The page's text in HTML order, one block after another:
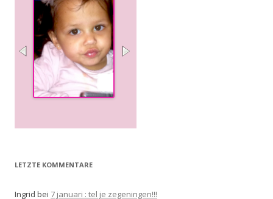
LETZTE KOMMENTARE
Ingrid bei 7 januari : tel je zegeningen!!!